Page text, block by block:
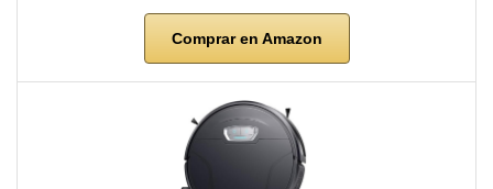
Comprar en Amazon